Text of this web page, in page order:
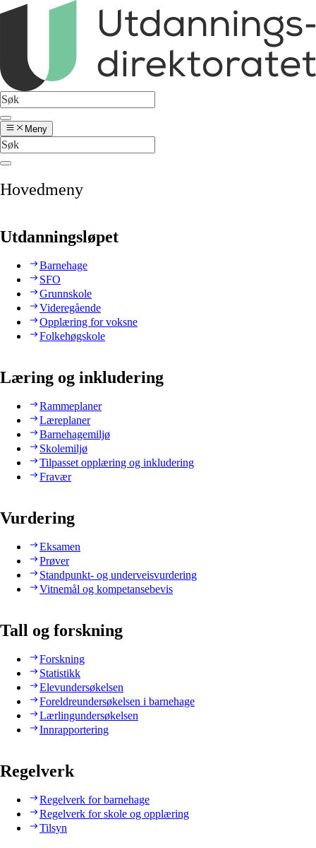
Meny
Hovedmeny
Utdanningsløpet
Barnehage
SFO
Grunnskole
Videregående
Opplæring for voksne
Folkehøgskole
Læring og inkludering
Rammeplaner
Læreplaner
Barnehagemiljø
Skolemiljø
Tilpasset opplæring og inkludering
Fravær
Vurdering
Eksamen
Prøver
Standpunkt- og underveisvurdering
Vitnemål og kompetansebevis
Tall og forskning
Forskning
Statistikk
Elevundersøkelsen
Foreldreundersøkelsen i barnehage
Lærlingundersøkelsen
Innrapportering
Regelverk
Regelverk for barnehage
Regelverk for skole og opplæring
Tilsyn